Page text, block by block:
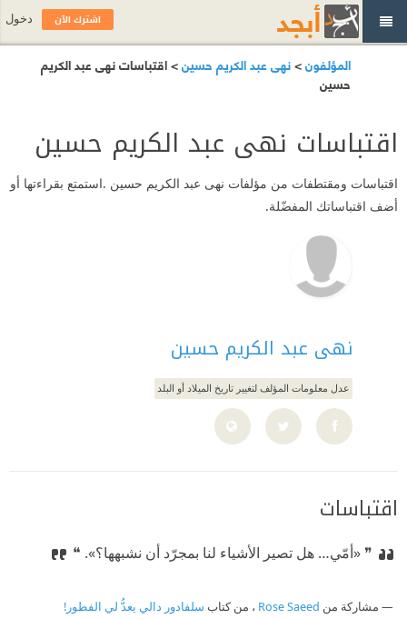
المؤلفون>نهى عبد الكريم حسين> اقتباسات نهى عبد الكريم
حسين
اقتباسات نهى عبد الكريم حسين
اقتباسات ومقتطفات من مؤلفات نهى عبد الكريم حسين .استمتع بقراءتها أو
أضف اقتباساتك المفضّلة.
نهى عبد الكريم حسين
عدل معلومات المؤلف لتغيير تاريخ الميلاد أو البلد
اقتباسات
❞ «أمّي… هل تصير الأشياء لنا بمجرّد أن نشبهها؟». ❝
مشاركة من Rose Saeed ، من كتاب سلفادور دالي يعدُّ لي الفطور!
اشترك الآن دخول